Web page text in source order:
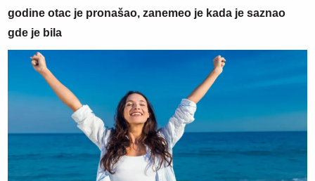
godine otac je pronašao, zanemeo je kada je saznao
gde je bila